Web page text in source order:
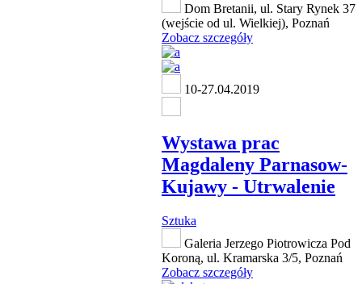
Dom Bretanii, ul. Stary Rynek 37
(wejście od ul. Wielkiej), Poznań
Zobacz szczegóły
10-27.04.2019
Wystawa prac
Magdaleny Parnasow-
Kujawy - Utrwalenie
Sztuka
Galeria Jerzego Piotrowicza Pod
Koroną, ul. Kramarska 3/5, Poznań
Zobacz szczegóły